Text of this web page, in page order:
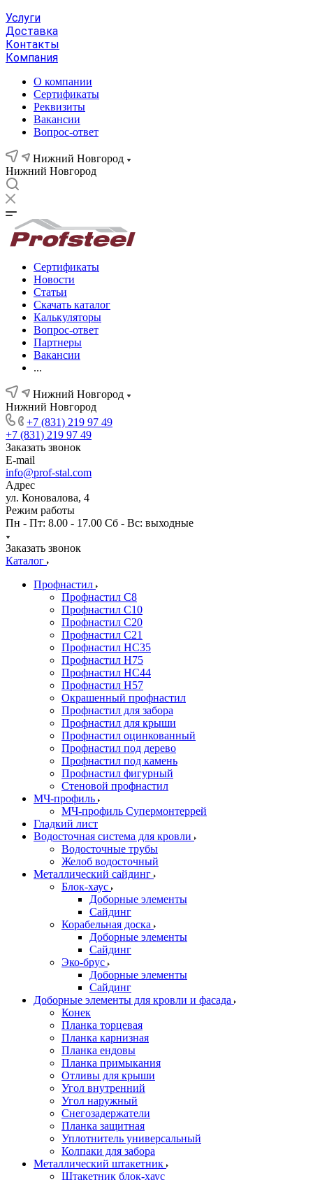
Услуги
Доставка
Контакты
Компания
О компании
Сертификаты
Реквизиты
Вакансии
Вопрос-ответ
Нижний Новгород
Нижний Новгород
Сертификаты
Новости
Статьи
Скачать каталог
Калькуляторы
Вопрос-ответ
Партнеры
Вакансии
...
Нижний Новгород
Нижний Новгород
+7 (831) 219 97 49
+7 (831) 219 97 49
Заказать звонок
E-mail
info@prof-stal.com
Адрес
ул. Коновалова, 4
Режим работы
Пн - Пт: 8.00 - 17.00 Сб - Вс: выходные
Заказать звонок
Каталог
Профнастил
Профнастил С8
Профнастил С10
Профнастил С20
Профнастил С21
Профнастил НС35
Профнастил Н75
Профнастил HC44
Профнастил Н57
Окрашенный профнастил
Профнастил для забора
Профнастил для крыши
Профнастил оцинкованный
Профнастил под дерево
Профнастил под камень
Профнастил фигурный
Стеновой профнастил
МЧ-профиль
МЧ-профиль Супермонтеррей
Гладкий лист
Водосточная система для кровли
Водосточные трубы
Желоб водосточный
Металлический сайдинг
Блок-хаус
Доборные элементы
Сайдинг
Корабельная доска
Доборные элементы
Сайдинг
Эко-брус
Доборные элементы
Сайдинг
Доборные элементы для кровли и фасада
Конек
Планка торцевая
Планка карнизная
Планка ендовы
Планка примыкания
Отливы для крыши
Угол внутренний
Угол наружный
Снегозадержатели
Планка защитная
Уплотнитель универсальный
Колпаки для забора
Металлический штакетник
Штакетник блок-хаус